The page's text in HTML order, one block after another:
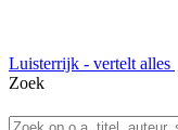
Luisterrijk - vertelt alles
Zoek